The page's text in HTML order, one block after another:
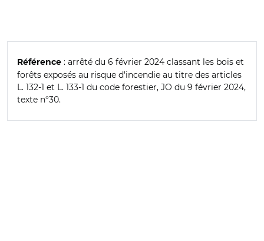
Référence : arrêté du 6 février 2024 classant les bois et
forêts exposés au risque d'incendie au titre des articles
L. 132-1 et L. 133-1 du code forestier, JO du 9 février 2024,
texte n°30.